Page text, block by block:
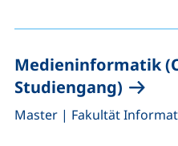
Medieninformatik
Studiengang)
Master, | Fakultät